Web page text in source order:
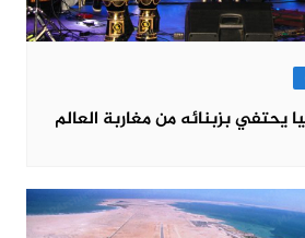
يحتفي بزبنائه من مغاربة العالم